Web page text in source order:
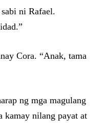
ni Rafael.
Cora. “Anak, tama
ng mga magulang
kamay nilang payat at